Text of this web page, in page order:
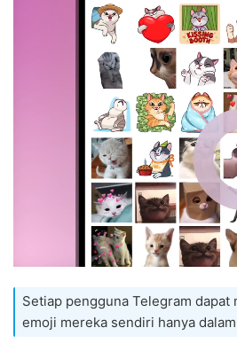
Setiap pengguna Telegram dapat
emoji mereka sendiri hanya dalam